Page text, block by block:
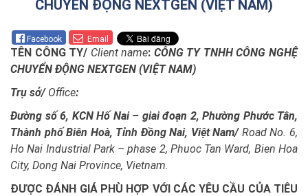
CHUYỂN ĐỘNG NEXTGEN (VIỆT NAM)
Facebook Email
TÊN CÔNG TY/ Client name: CÔNG TY TNHH CÔNG NGHỆ
CHUYỂN ĐỘNG NEXTGEN (VIỆT NAM)
Trụ sở/ Office:
Đường số 6, KCN Hố Nai – giai đoạn 2, Phường Phước Tân,
Thành phố Biên Hoà, Tỉnh Đồng Nai, Việt Nam/ Road No. 6,
Ho Nai Industrial Park – phase 2, Phuoc Tan Ward, Bien Hoa
City, Dong Nai Province, Vietnam.
ĐƯỢC ĐÁNH GIÁ PHÙ HỢP VỚI CÁC YÊU CẦU CỦA TIÊU